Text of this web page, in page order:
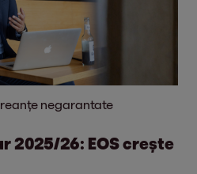
negarantate
2025/26: EOS crește